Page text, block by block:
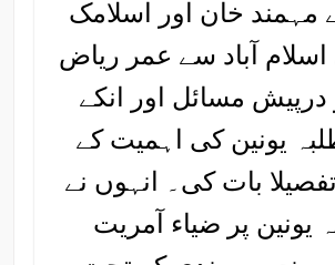
مہمند خان اور اسلامک
اسلام آباد سے عمر ریاض
درپیش مسائل اور انکے
یونین کی اہمیت کے
بات کی۔ انہوں نے
یونین پر ضیاء آمریت